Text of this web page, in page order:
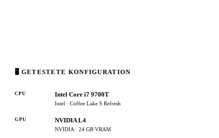
🖥 GETESTETE KONFIGURATION
CPU Intel Core i7 9700T
Intel · Coffee Lake S Refresh
GPU NVIDIA L4
NVIDIA · 24 GB VRAM